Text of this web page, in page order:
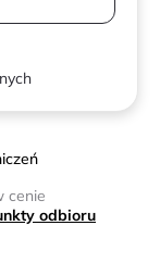
cenie
odbioru